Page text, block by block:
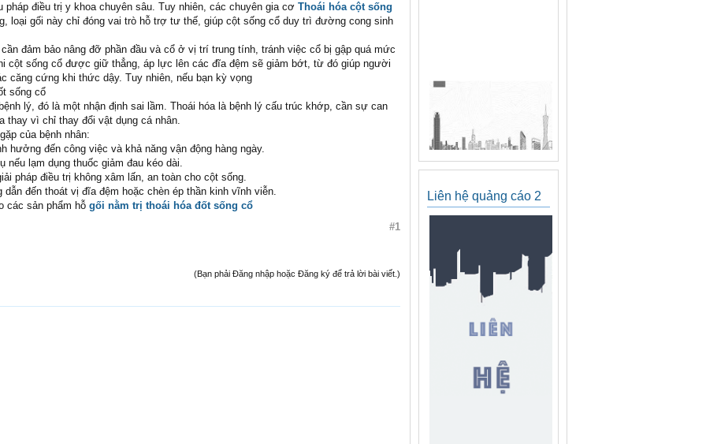
pháp điều trị y khoa chuyên sâu. Tuy nhiên, các chuyên gia cơ Thoái hóa cột sống
loại gối này chỉ đóng vai trò hỗ trợ tư thế, giúp cột sống cổ duy trì đường cong sinh
đảm bảo nâng đỡ phần đầu và cổ ở vị trí trung tính, tránh việc cổ bị gập quá mức
cột sống cổ được giữ thẳng, áp lực lên các đĩa đệm sẽ giảm bớt, từ đó giúp người
căng cứng khi thức dậy. Tuy nhiên, nếu bạn kỳ vọng
sống cổ
lý, đó là một nhận định sai lầm. Thoái hóa là bệnh lý cấu trúc khớp, cần sự can
thay vì chỉ thay đổi vật dụng cá nhân.
của bệnh nhân:
hưởng đến công việc và khả năng vận động hàng ngày.
nếu lạm dụng thuốc giảm đau kéo dài.
pháp điều trị không xâm lấn, an toàn cho cột sống.
dẫn đến thoát vị đĩa đệm hoặc chèn ép thần kinh vĩnh viễn.
các sản phẩm hỗ gối nằm trị thoái hóa đốt sống cổ
#1
(Bạn phải Đăng nhập hoặc Đăng ký để trả lời bài viết.)
Liên hệ quảng cáo 2